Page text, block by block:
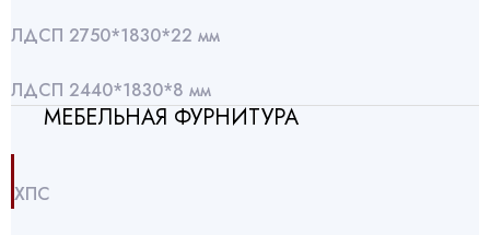
ЛДСП 2750*1830*22 мм
ЛДСП 2440*1830*8 мм
МЕБЕЛЬНАЯ ФУРНИТУРА
ХПС